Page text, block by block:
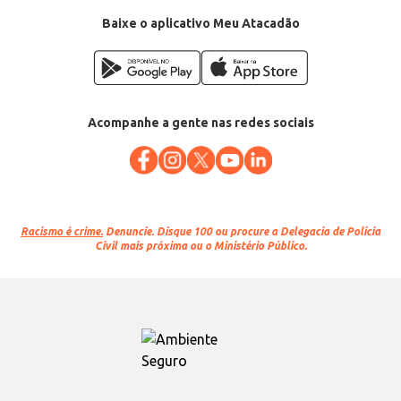
EAN: 7898221933114Baixe o aplicativo Meu Atacadão
Acompanhe a gente nas redes sociais
Racismo é crime. Denuncie. Disque 100 ou procure a Delegacia de Polícia
Civil mais próxima ou o Ministério Público.